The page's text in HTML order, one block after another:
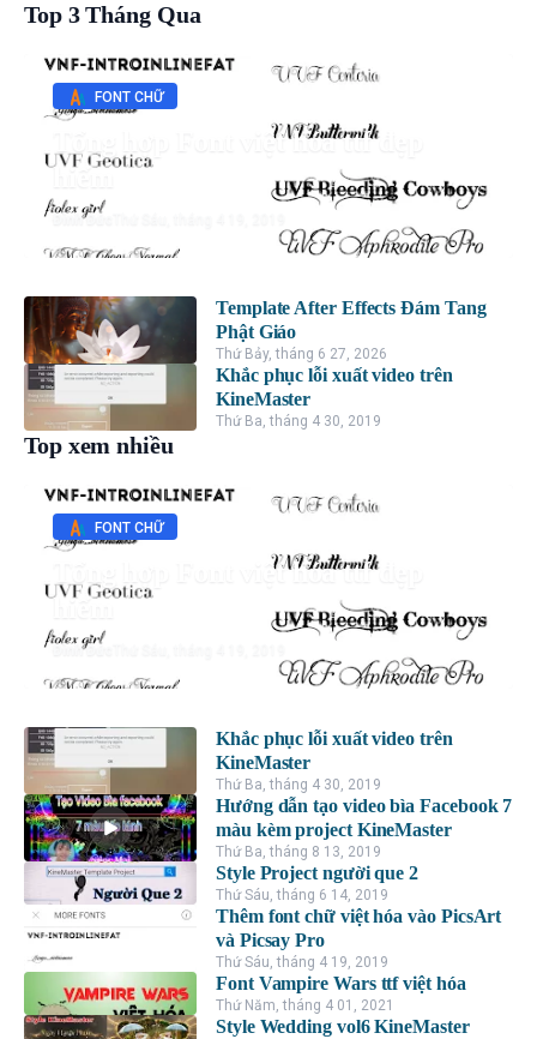
Top 3 Tháng Qua
FONT CHỮ
Tổng hợp Font việt hóa ttf đẹp
hiếm
Đình Đức
Template After Effects Đám Tang
Phật Giáo
Thứ Bảy, tháng 6 27, 2026
Khắc phục lỗi xuất video trên
KineMaster
Thứ Ba, tháng 4 30, 2019
Top xem nhiều
FONT CHỮ
Tổng hợp Font việt hóa ttf đẹp
hiếm
Đình Đức
Khắc phục lỗi xuất video trên
KineMaster
Thứ Ba, tháng 4 30, 2019
Hướng dẫn tạo video bìa Facebook 7
màu kèm project KineMaster
Thứ Ba, tháng 8 13, 2019
Style Project người que 2
Thứ Sáu, tháng 6 14, 2019
Thêm font chữ việt hóa vào PicsArt
và Picsay Pro
Thứ Sáu, tháng 4 19, 2019
Font Vampire Wars ttf việt hóa
Thứ Năm, tháng 4 01, 2021
Style Wedding vol6 KineMaster